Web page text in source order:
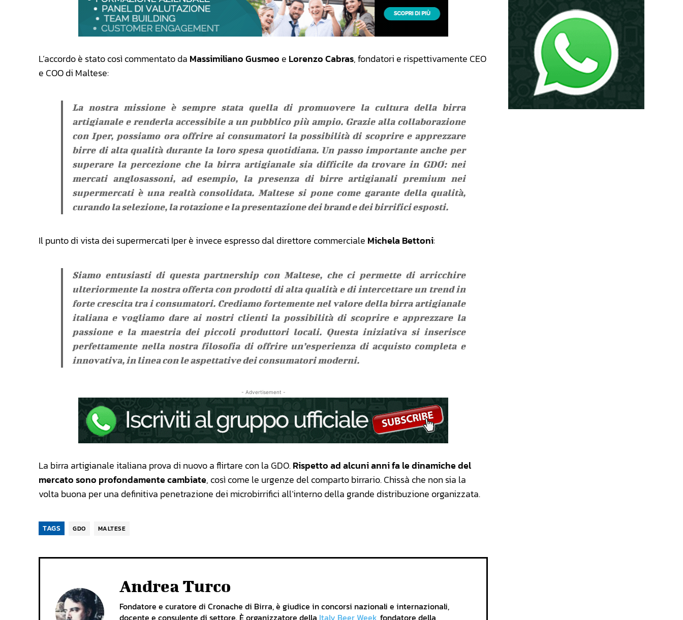
L’accordo è stato così commentato da Massimiliano Gusmeo e Lorenzo Cabras, fondatori e rispettivamente CEO
e COO di Maltese:
La nostra missione è sempre stata quella di promuovere la cultura della birra
artigianale e renderla accessibile a un pubblico più ampio. Grazie alla collaborazione
con Iper, possiamo ora offrire ai consumatori la possibilità di scoprire e apprezzare
birre di alta qualità durante la loro spesa quotidiana. Un passo importante anche per
superare la percezione che la birra artigianale sia difficile da trovare in GDO: nei
mercati anglosassoni, ad esempio, la presenza di birre artigianali premium nei
supermercati è una realtà consolidata. Maltese si pone come garante della qualità,
curando la selezione, la rotazione e la presentazione dei brand e dei birrifici esposti.
Il punto di vista dei supermercati Iper è invece espresso dal direttore commerciale Michela Bettoni:
Siamo entusiasti di questa partnership con Maltese, che ci permette di arricchire
ulteriormente la nostra offerta con prodotti di alta qualità e di intercettare un trend in
forte crescita tra i consumatori. Crediamo fortemente nel valore della birra artigianale
italiana e vogliamo dare ai nostri clienti la possibilità di scoprire e apprezzare la
passione e la maestria dei piccoli produttori locali. Questa iniziativa si inserisce
perfettamente nella nostra filosofia di offrire un’esperienza di acquisto completa e
innovativa, in linea con le aspettative dei consumatori moderni.
- Advertisement -
La birra artigianale italiana prova di nuovo a flirtare con la GDO.Rispetto ad alcuni anni fa le dinamiche del
mercato sono profondamente cambiate, così come le urgenze del comparto birrario. Chissà che non sia la
volta buona per una definitiva penetrazione dei microbirrifici all’interno della grande distribuzione organizzata.
TAGS GDO MALTESE
Andrea Turco
Fondatore e curatore di Cronache di Birra, è giudice in concorsi nazionali e internazionali,
docente e consulente di settore. È organizzatore della Italy Beer Week , fondatore della